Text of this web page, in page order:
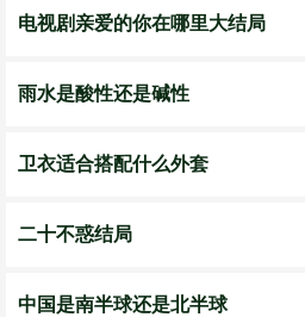
电视剧亲爱的你在哪里大结局
雨水是酸性还是碱性
卫衣适合搭配什么外套
二十不惑结局
中国是南半球还是北半球